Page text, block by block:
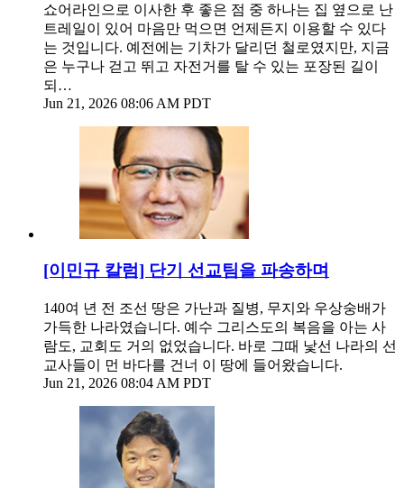
쇼어라인으로 이사한 후 좋은 점 중 하나는 집 옆으로 난
트레일이 있어 마음만 먹으면 언제든지 이용할 수 있다
는 것입니다. 예전에는 기차가 달리던 철로였지만, 지금
은 누구나 걷고 뛰고 자전거를 탈 수 있는 포장된 길이
되…
Jun 21, 2026 08:06 AM PDT
[이민규 칼럼] 단기 선교팀을 파송하며
140여 년 전 조선 땅은 가난과 질병, 무지와 우상숭배가
가득한 나라였습니다. 예수 그리스도의 복음을 아는 사
람도, 교회도 거의 없었습니다. 바로 그때 낯선 나라의 선
교사들이 먼 바다를 건너 이 땅에 들어왔습니다.
Jun 21, 2026 08:04 AM PDT